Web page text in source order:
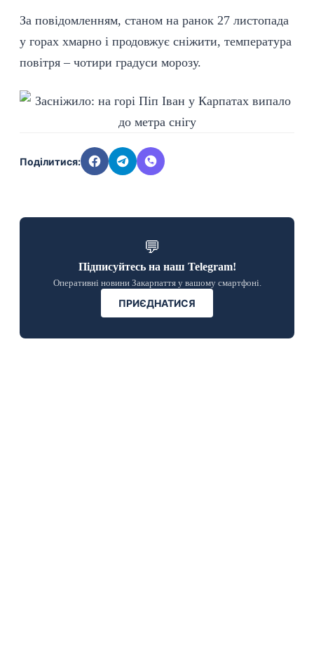
За повідомленням, станом на ранок 27 листопада
у горах хмарно і продовжує сніжити, температура
повітря – чотири градуси морозу.
Поділитися:
💬
Підписуйтесь на наш Telegram!
Оперативні новини Закарпаття у вашому смартфоні.
ПРИЄДНАТИСЯ